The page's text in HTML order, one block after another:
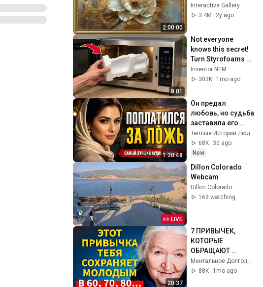
2:00:00
Screensaver for TV
Wallpaper
Interactive Gallery
3.4M
2y ago
8:01
Not everyone
knows this secret!
Turn Styrofoams
into Something
Amazing with a
Inventor NTM
303K
1mo ago
1:20:48
Он предал
любовь, но судьба
заставила его
заплатить
Тёплые Истории Людей
68K
3d ago
New
LIVE
Dillon Colorado
Webcam
Dillon Colorado
163 watching
20:37
7 ПРИВЫЧЕК,
КОТОРЫЕ
ОБРАЩАЮТ
СТАРЕНИЕ ВСПЯТЬ
ПОСЛЕ 60 ЛЕТ |
Ментальное Долголетие
88K
1mo ago